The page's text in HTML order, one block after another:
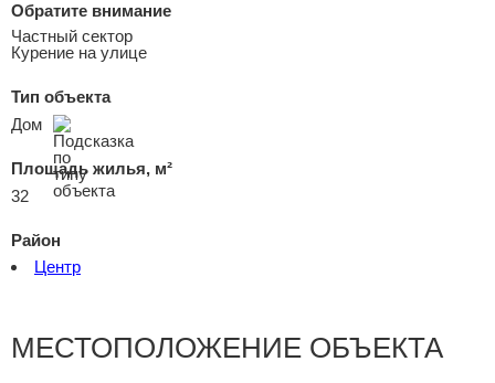
Обратите внимание
Частный сектор
Курение на улице
Тип объекта
Дом
Площадь жилья, м²
32
Район
Центр
МЕСТОПОЛОЖЕНИЕ ОБЪЕКТА